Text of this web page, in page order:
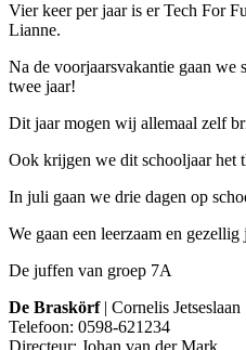
Vier keer per jaar is er Tech For
Lianne.
Na de voorjaarsvakantie gaan we
twee jaar!
Dit jaar mogen wij allemaal zelf
Ook krijgen we dit schooljaar het
In juli gaan we drie dagen op
We gaan een leerzaam en gezellig
De juffen van groep 7A
De Braskörf| Cornelis
Telefoon: 0598-621234
Directeur: Johan van der Mark